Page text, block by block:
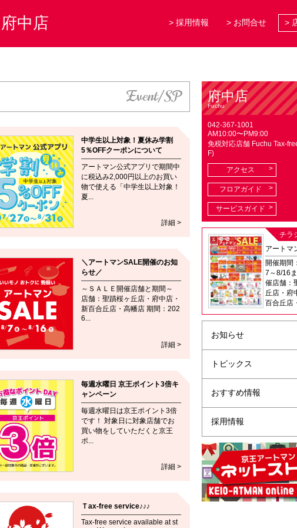
府中店 > 採用情報 > お問合せ >
Event/SP
中学生以上対象！夏休み学割
5％OFFクーポンについて
アートマン公式アプリで期間中
に税込み2,000円以上のお買い
物で使える「中学生以上対象！
夏...
詳細 >
＼アートマンSALE開催のお知
らせ／
～ＳＡＬＥ開催店舗と期間～
店舗：聖蹟桜ヶ丘店・府中店・
新百合丘店・高幡店 期間：202
6...
詳細 >
毎週水曜日 京王ポイント3倍キ
ャンペーン
毎週水曜日は京王ポイント3倍
です！ 対象日に対象店舗でお
買い物をしていただくと京王
ポ...
詳細 >
Ｔax-free service♪♪♪
Tax-free service available at st
府中店
Fuchu
042-367-1001
AM10:00〜PM9:00
免税対応店舗 Fuchu Tax-
F)
アクセス
フロアガイド
サービスガイド
チラ
アートマ
開催期間
7～8/16
催店舗：
丘店・府
百合丘店
お知らせ
トピックス
おすすめ情報
採用情報